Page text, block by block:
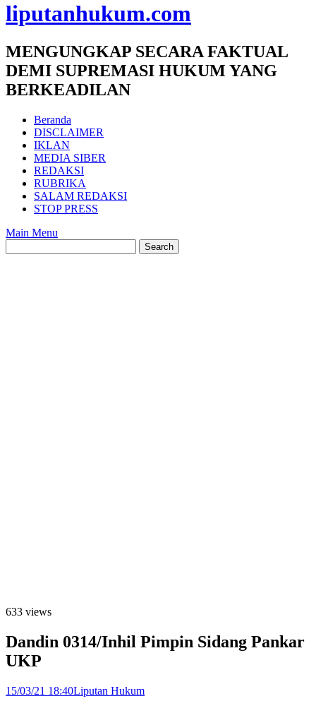
liputanhukum.com
MENGUNGKAP SECARA FAKTUAL
DEMI SUPREMASI HUKUM YANG
BERKEADILAN
Beranda
DISCLAIMER
IKLAN
MEDIA SIBER
REDAKSI
RUBRIKA
SALAM REDAKSI
STOP PRESS
Main Menu
633 views
Dandin 0314/Inhil Pimpin Sidang Pankar
UKP
15/03/21 18:40Liputan Hukum